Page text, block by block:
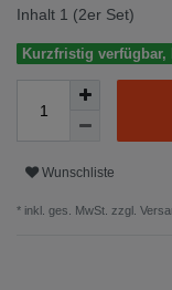
Inhalt 1 (2er Set)
Kurzfristig verfügbar,
Wunschliste
* inkl. ges. MwSt. zzgl.